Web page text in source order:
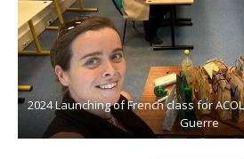
2024 Launching of French class for
Guerre